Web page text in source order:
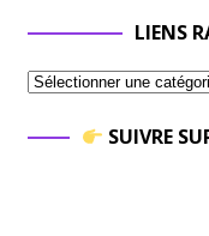
LIENS
SUIVRE